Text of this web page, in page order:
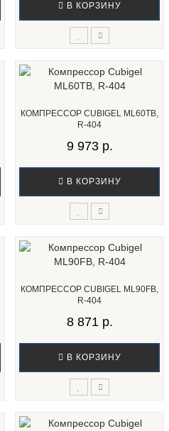
В КОРЗИНУ
КОМПРЕССОР CUBIGEL ML60TB,
R-404
9 973 р.
В КОРЗИНУ
КОМПРЕССОР CUBIGEL ML90FB,
R-404
8 871 р.
В КОРЗИНУ